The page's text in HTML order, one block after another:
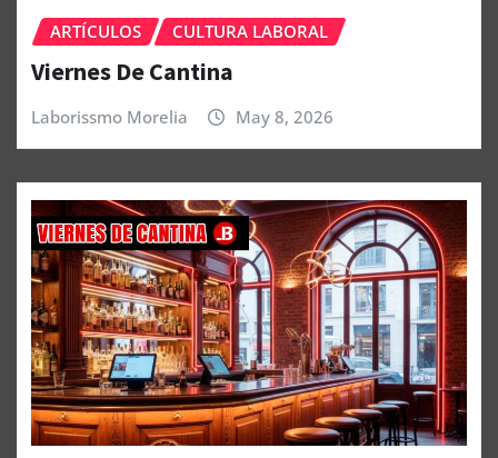
ARTÍCULOS CULTURA LABORAL
Viernes De Cantina
Laborissmo Morelia May 8, 2026